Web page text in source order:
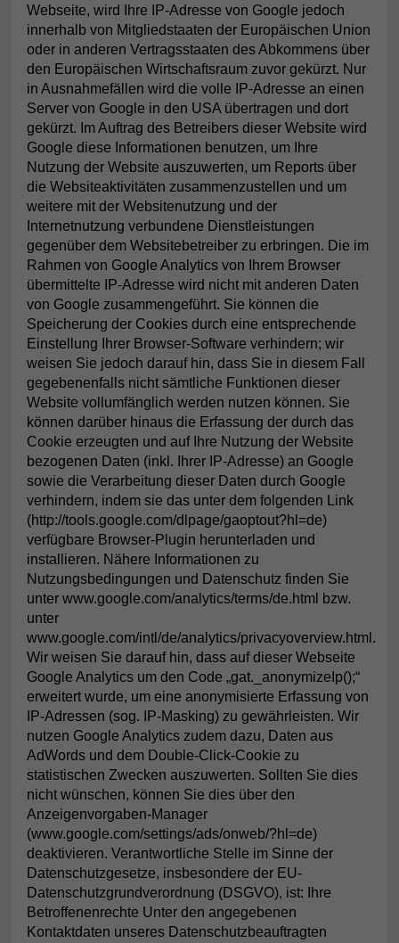
Webseite, wird Ihre IP-Adresse von Google jedoch
innerhalb von Mitgliedstaaten der Europäischen Union
oder in anderen Vertragsstaaten des Abkommens über
den Europäischen Wirtschaftsraum zuvor gekürzt. Nur
in Ausnahmefällen wird die volle IP-Adresse an einen
Server von Google in den USA übertragen und dort
gekürzt. Im Auftrag des Betreibers dieser Website wird
Google diese Informationen benutzen, um Ihre
Nutzung der Website auszuwerten, um Reports über
die Websiteaktivitäten zusammenzustellen und um
weitere mit der Websitenutzung und der
Internetnutzung verbundene Dienstleistungen
gegenüber dem Websitebetreiber zu erbringen. Die im
Rahmen von Google Analytics von Ihrem Browser
übermittelte IP-Adresse wird nicht mit anderen Daten
von Google zusammengeführt. Sie können die
Speicherung der Cookies durch eine entsprechende
Einstellung Ihrer Browser-Software verhindern; wir
weisen Sie jedoch darauf hin, dass Sie in diesem Fall
gegebenenfalls nicht sämtliche Funktionen dieser
Website vollumfänglich werden nutzen können. Sie
können darüber hinaus die Erfassung der durch das
Cookie erzeugten und auf Ihre Nutzung der Website
bezogenen Daten (inkl. Ihrer IP-Adresse) an Google
sowie die Verarbeitung dieser Daten durch Google
verhindern, indem sie das unter dem folgenden Link
(http://tools.google.com/dlpage/gaoptout?hl=de)
verfügbare Browser-Plugin herunterladen und
installieren. Nähere Informationen zu
Nutzungsbedingungen und Datenschutz finden Sie
unter www.google.com/analytics/terms/de.html bzw.
unter
www.google.com/intl/de/analytics/privacyoverview.html.
Wir weisen Sie darauf hin, dass auf dieser Webseite
Google Analytics um den Code „gat._anonymizeIp();“
erweitert wurde, um eine anonymisierte Erfassung von
IP-Adressen (sog. IP-Masking) zu gewährleisten. Wir
nutzen Google Analytics zudem dazu, Daten aus
AdWords und dem Double-Click-Cookie zu
statistischen Zwecken auszuwerten. Sollten Sie dies
nicht wünschen, können Sie dies über den
Anzeigenvorgaben-Manager
(www.google.com/settings/ads/onweb/?hl=de)
deaktivieren. Verantwortliche Stelle im Sinne der
Datenschutzgesetze, insbesondere der EU-
Datenschutzgrundverordnung (DSGVO), ist: Ihre
Betroffenenrechte Unter den angegebenen
Kontaktdaten unseres Datenschutzbeauftragten